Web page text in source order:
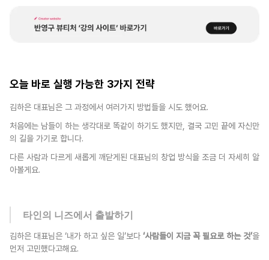
오늘 바로 실행 가능한 3가지 전략
김하은 대표님은 그 과정에서 여러가지 방법들을 시도 했어요.
처음에는 남들이 하는 생각대로 똑같이 하기도 했지만, 결국 고민 끝에 자신만
의 길을 가기로 합니다.
다른 사람과 다르게 새롭게 깨닫게된 대표님의 창업 방식을 조금 더 자세히 알
아볼게요.
타인의 니즈에서 출발하기
김하은 대표님은 ‘내가 하고 싶은 일’보다 ‘사람들이 지금 꼭 필요로 하는 것’을
먼저 고민했다고해요.